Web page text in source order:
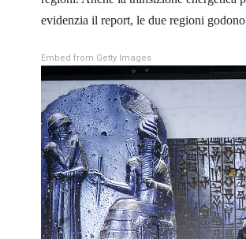
evidenzia il report, le due regioni
Embed from Getty Images